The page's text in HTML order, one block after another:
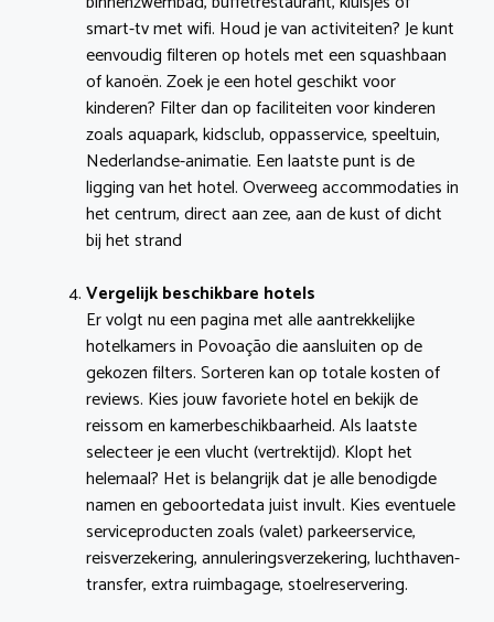
smart-tv met wifi. Houd je van activiteiten? Je kunt
eenvoudig filteren op hotels met een squashbaan
of kanoën. Zoek je een hotel geschikt voor
kinderen? Filter dan op faciliteiten voor kinderen
zoals aquapark, kidsclub, oppasservice, speeltuin,
Nederlandse-animatie. Een laatste punt is de
ligging van het hotel. Overweeg accommodaties in
het centrum, direct aan zee, aan de kust of dicht
bij het strand
Vergelijk beschikbare hotels
Er volgt nu een pagina met alle aantrekkelijke
hotelkamers in Povoação die aansluiten op de
gekozen filters. Sorteren kan op totale kosten of
reviews. Kies jouw favoriete hotel en bekijk de
reissom en kamerbeschikbaarheid. Als laatste
selecteer je een vlucht (vertrektijd). Klopt het
helemaal? Het is belangrijk dat je alle benodigde
namen en geboortedata juist invult. Kies eventuele
serviceproducten zoals (valet) parkeerservice,
reisverzekering, annuleringsverzekering, luchthaven-
transfer, extra ruimbagage, stoelreservering.